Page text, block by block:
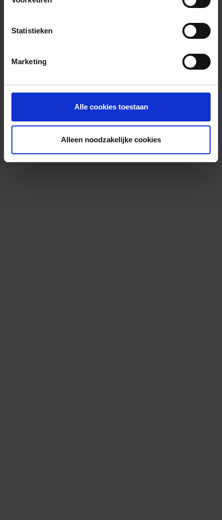
Statistieken
Marketing
Alle cookies toestaan
Alleen noodzakelijke cookies